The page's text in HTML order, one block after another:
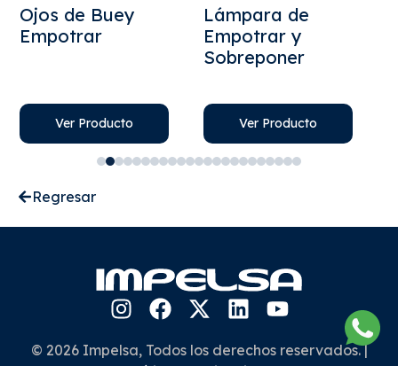
Ojos de Buey
Empotrar
Ver Producto
Lámpara de
Empotrar y
Sobreponer
Ver Producto
Regresar
© 2026 Impelsa, Todos los derechos reservados. |